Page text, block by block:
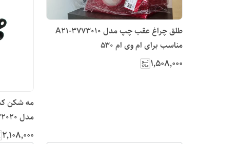
طلق چراغ عقب چپ مدل A21-3773010
مناسب برای ام وی ام ۵۳۰
۱٬۵۰۸٬۰۰۰
مدل A21-3732020
۲٬۱۰۸٬۰۰۰